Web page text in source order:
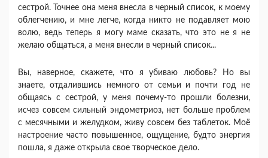
сестрой. Точнее она меня внесла в черный список, к моему
облегчению, и мне легче, когда никто не подавляет мою
волю, ведь теперь я могу маме сказать, что это не я не
желаю общаться, а меня внесли в черный список...
Вы, наверное, скажете, что я убиваю любовь? Но вы
знаете, отдалившись немного от семьи и почти год не
общаясь с сестрой, у меня почему-то прошли болезни,
исчез совсем сильный эндометриоз, нет больше проблем
с месячными и желудком, живу совсем без таблеток. Моё
настроение часто повышенное, ощущение, будто энергия
пошла, я даже открыла свое творческое дело.